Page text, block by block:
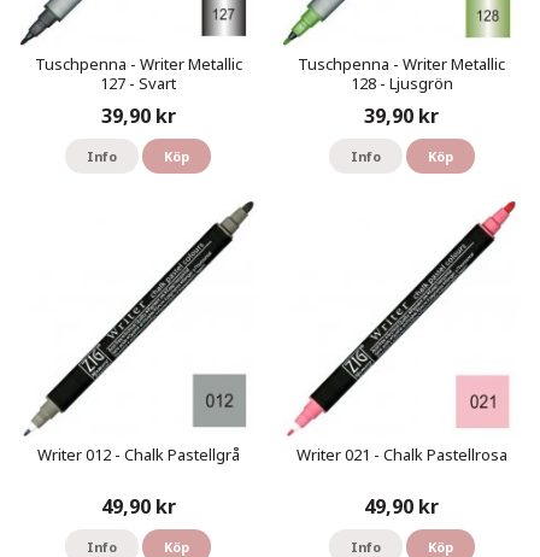
Tuschpenna - Writer Metallic
127 - Svart
39,90 kr
Info Köp
Tuschpenna - Writer Metallic
128 - Ljusgrön
39,90 kr
Info Köp
Writer 012 - Chalk Pastellgrå
49,90 kr
Info Köp
Writer 021 - Chalk Pastellrosa
49,90 kr
Info Köp